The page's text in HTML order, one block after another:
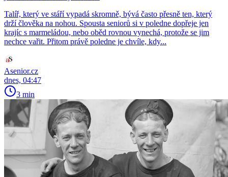
Talíř, který ve stáří vypadá skromně, bývá často přesně ten, který
drží člověka na nohou. Spousta seniorů si v poledne dopřeje jen
krajíc s marmeládou, nebo oběd rovnou vynechá, protože se jim
nechce vařit. Přitom právě poledne je chvíle, kdy...
Asenior.cz
dnes, 04:47
3 min